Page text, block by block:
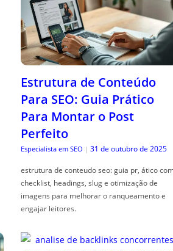
Estrutura de Conteúdo
Para SEO: Guia Prático
Para Montar o Post
Perfeito
Especialista em SEO | 31 de outubro de 2025
estrutura de conteudo seo: guia pr, ático
checklist, headings, slug e otimização de
imagens para melhorar o ranqueamento e
engajar leitores.